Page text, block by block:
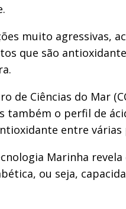
muito agressivas,
que são
de Ciências do Mar
também o perfil de
entre várias
Marinha
ou seja,